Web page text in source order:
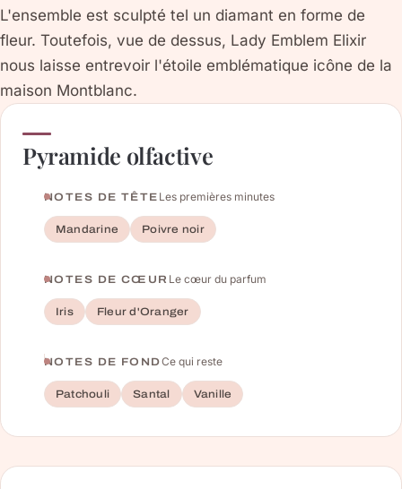
L'ensemble est sculpté tel un diamant en forme de
fleur. Toutefois, vue de dessus, Lady Emblem Elixir
nous laisse entrevoir l'étoile emblématique icône de la
maison Montblanc.
Pyramide olfactive
NOTES DE TÊTE Les premières minutes
Mandarine Poivre noir
NOTES DE CŒUR Le cœur du parfum
Iris Fleur d'Oranger
NOTES DE FONDCe qui reste
Patchouli Santal Vanille